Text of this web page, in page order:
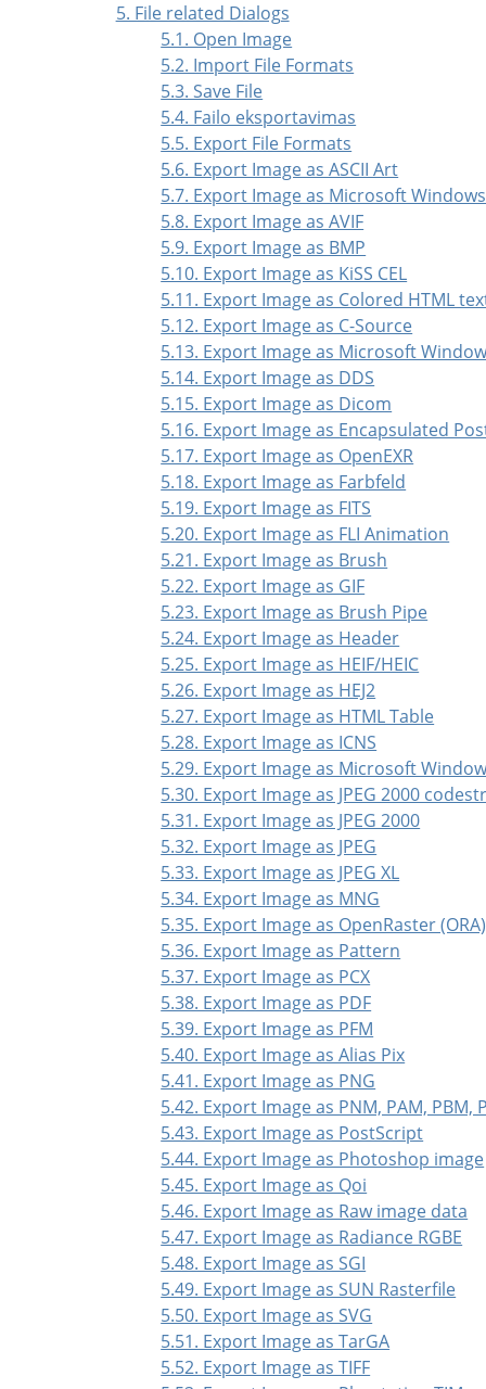
5. File related Dialogs
5.1. Open Image
5.2. Import File Formats
5.3. Save File
5.4. Failo eksportavimas
5.5. Export File Formats
5.6. Export Image as ASCII Art
5.7. Export Image as Microsoft
5.8. Export Image as AVIF
5.9. Export Image as BMP
5.10. Export Image as KiSS CEL
5.11. Export Image as Colored HTML
5.12. Export Image as C-Source
5.13. Export Image as Microsoft
5.14. Export Image as DDS
5.15. Export Image as Dicom
5.16. Export Image as Encapsulated
5.17. Export Image as OpenEXR
5.18. Export Image as Farbfeld
5.19. Export Image as FITS
5.20. Export Image as FLI Animation
5.21. Export Image as Brush
5.22. Export Image as GIF
5.23. Export Image as Brush Pipe
5.24. Export Image as Header
5.25. Export Image as HEIF/HEIC
5.26. Export Image as HEJ2
5.27. Export Image as HTML Table
5.28. Export Image as ICNS
5.29. Export Image as Microsoft
5.30. Export Image as JPEG 2000
5.31. Export Image as JPEG 2000
5.32. Export Image as JPEG
5.33. Export Image as JPEG XL
5.34. Export Image as MNG
5.35. Export Image as OpenRaster (ORA)
5.36. Export Image as Pattern
5.37. Export Image as PCX
5.38. Export Image as PDF
5.39. Export Image as PFM
5.40. Export Image as Alias Pix
5.41. Export Image as PNG
5.42. Export Image as PNM, PAM, PBM,
5.43. Export Image as PostScript
5.44. Export Image as Photoshop image
5.45. Export Image as Qoi
5.46. Export Image as Raw image data
5.47. Export Image as Radiance RGBE
5.48. Export Image as SGI
5.49. Export Image as SUN Rasterfile
5.50. Export Image as SVG
5.51. Export Image as TarGA
5.52. Export Image as TIFF